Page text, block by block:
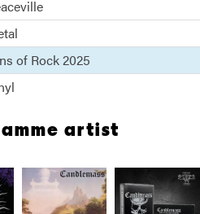
of Rock 2025
artist